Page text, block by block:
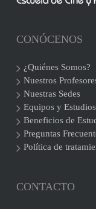
CONÓCENOS
¿Quiénes Somos?
Nuestros
Nuestras Sedes
Equipos y Estudios
Beneficios de
Preguntas
Política de
CONTACTO